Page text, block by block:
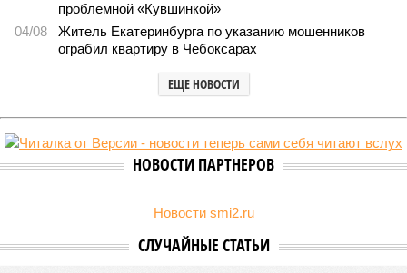
проблемной «Кувшинкой»
04/08
Житель Екатеринбурга по указанию мошенников
ограбил квартиру в Чебоксарах
ЕЩЕ НОВОСТИ
НОВОСТИ ПАРТНЕРОВ
Новости smi2.ru
СЛУЧАЙНЫЕ СТАТЬИ